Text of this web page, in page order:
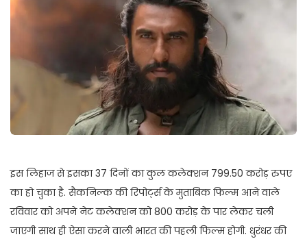
इस लिहाज से इसका 37 दिनों का कुल कलेक्शन 799.50 करोड़ रुपए
का हो चुका है. सैकनिल्क की रिपोर्ट्स के मुताबिक फिल्म आने वाले
रविवार को अपने नेट कलेक्शन को 800 करोड़ के पार लेकर चली
जाएगी साथ ही ऐसा करने वाली भारत की पहली फिल्म होगी. धुरंधर की